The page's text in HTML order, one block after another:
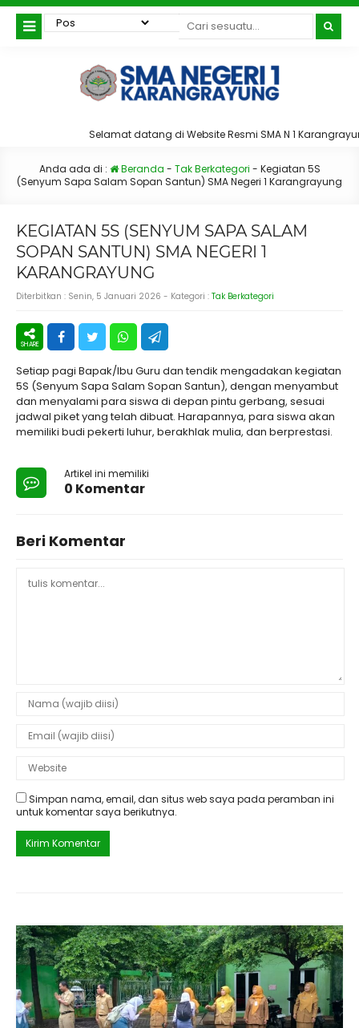
Selamat datang di Website Resmi SMA N 1
Anda ada di : Beranda - Tak Berkategori - Kegiatan 5S
(Senyum Sapa Salam Sopan Santun) SMA Negeri 1 Karangrayung
KEGIATAN 5S (SENYUM SAPA SALAM
SOPAN SANTUN) SMA NEGERI 1
KARANGRAYUNG
Diterbitkan : Senin, 5 Januari 2026 - Kategori : Tak Berkategori
Setiap pagi Bapak/Ibu Guru dan tendik mengadakan kegiatan
5S (Senyum Sapa Salam Sopan Santun), dengan menyambut
dan menyalami para siswa di depan pintu gerbang, sesuai
jadwal piket yang telah dibuat. Harapannya, para siswa akan
memiliki budi pekerti luhur, berakhlak mulia, dan berprestasi.
Artikel ini memiliki
0 Komentar
Beri Komentar
Simpan nama, email, dan situs web saya pada peramban ini
untuk komentar saya berikutnya.